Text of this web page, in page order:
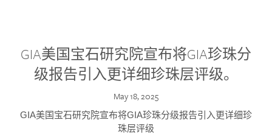
GIA美国宝石研究院宣布将GIA珍珠分
级报告引入更详细珍珠层评级。
May 18, 2025
GIA美国宝石研究院宣布将GIA珍珠分级报告引入更详细珍
珠层评级